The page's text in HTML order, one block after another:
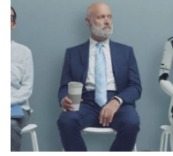
Politics